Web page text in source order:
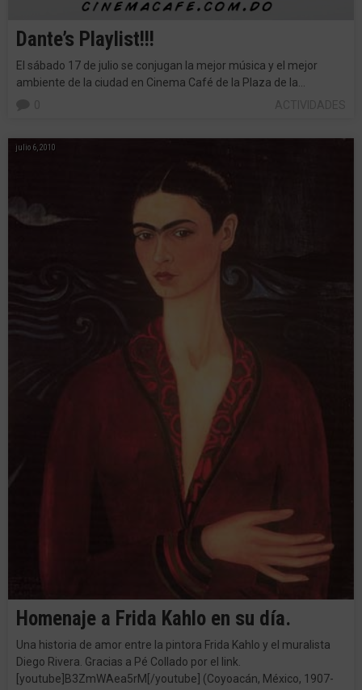
Dante’s Playlist!!!
El sábado 17 de julio se conjugan la mejor música y el mejor
ambiente de la ciudad en Cinema Café de la Plaza de la…
julio 6, 2010
Homenaje a Frida Kahlo en su día.
Una historia de amor entre la pintora Frida Kahlo y el muralista
Diego Rivera. Gracias a Pé Collado por el link.
[youtube]B3ZmWAea5rM[/youtube] (Coyoacán, México, 1907-